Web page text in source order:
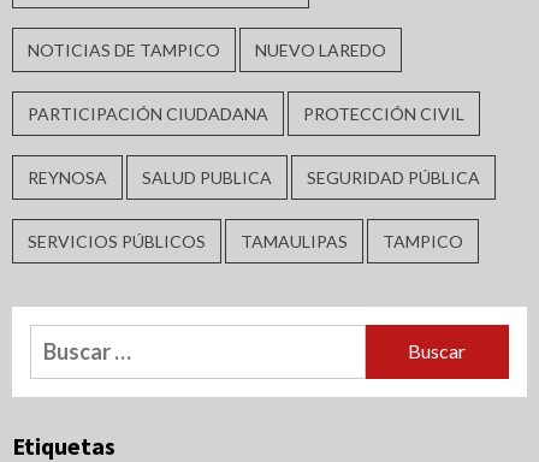
NOTICIAS DE TAMPICO NUEVO LAREDO
PARTICIPACIÓN CIUDADANA PROTECCIÓN CIVIL
REYNOSA SALUD PUBLICA SEGURIDAD PÚBLICA
SERVICIOS PÚBLICOS TAMAULIPAS TAMPICO
Buscar:
Etiquetas